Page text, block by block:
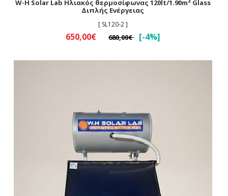
W-H Solar Lab Ηλιακός θερμοσίφωνας 120lt/1.90m² Glass
Διπλής Ενέργειας
[ SL120-2 ]
650,00€ 680,00€ [-4%]